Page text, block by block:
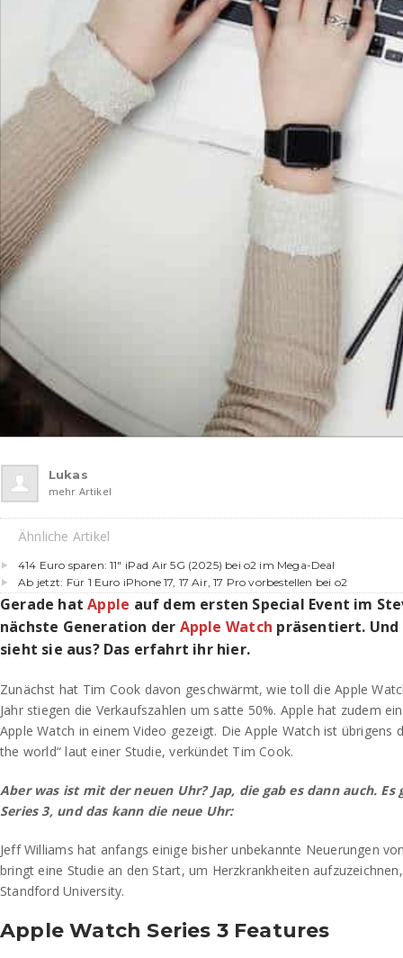
Lukas
mehr Artikel
Ähnliche Artikel
414 Euro sparen: 11″ iPad Air 5G (2025) bei o2 im Mega-Deal
Ab jetzt: Für 1 Euro iPhone 17, 17 Air, 17 Pro vorbestellen bei o2
Gerade hatApple auf dem ersten Special Event im
nächste Generation der Apple Watch präsentiert. Und
sieht sie aus? Das erfahrt ihr hier.
Zunächst hat Tim Cook davon geschwärmt, wie toll die Apple
Jahr stiegen die Verkaufszahlen um satte 50%. Apple hat zudem
Apple Watch in einem Video gezeigt. Die Apple Watch ist übrigens
the world“ laut einer Studie, verkündet Tim Cook.
Aber was ist mit der neuen Uhr? Jap, die gab es dann auch.
Series 3, und das kann die neue Uhr:
Jeff Williams hat anfangs einige bisher unbekannte Neuerungen
bringt eine Studie an den Start, um Herzkrankheiten
Standford University.
Apple Watch Series 3 Features